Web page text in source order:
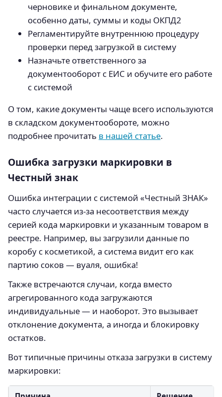
черновике и финальном документе,
особенно даты, суммы и коды ОКПД2
Регламентируйте внутреннюю процедуру
проверки перед загрузкой в систему
Назначьте ответственного за
документооборот с ЕИС и обучите его работе
с системой
О том, какие документы чаще всего используются
в складском документообороте, можно
подробнее прочитать в нашей статье.
Ошибка загрузки маркировки в
Честный знак
Ошибка интеграции с системой «Честный ЗНАК»
часто случается из-за несоответствия между
серией кода маркировки и указанным товаром в
реестре. Например, вы загрузили данные по
коробу с косметикой, а система видит его как
партию соков — вуаля, ошибка!
Также встречаются случаи, когда вместо
агрегированного кода загружаются
индивидуальные — и наоборот. Это вызывает
отклонение документа, а иногда и блокировку
остатков.
Вот типичные причины отказа загрузки в систему
маркировки: